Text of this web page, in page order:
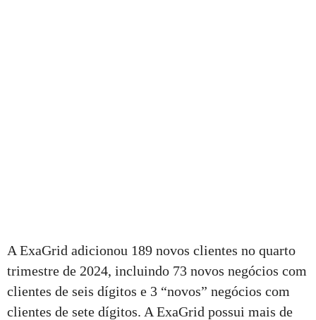
A ExaGrid adicionou 189 novos clientes no quarto
trimestre de 2024, incluindo 73 novos negócios com
clientes de seis dígitos e 3 “novos” negócios com
clientes de sete dígitos. A ExaGrid possui mais de